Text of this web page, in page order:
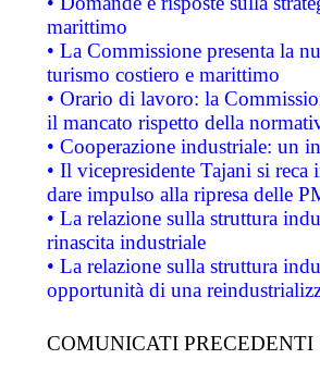
marittimo
• La Commissione presenta la
turismo costiero e marittimo
• Orario di lavoro: la
il mancato rispetto della
• Cooperazione industriale: un
• Il vicepresidente Tajani si
dare impulso alla ripresa delle
• La relazione sulla struttura
rinascita industriale
• La relazione sulla struttura
opportunità di una
COMUNICATI PRECEDENTI